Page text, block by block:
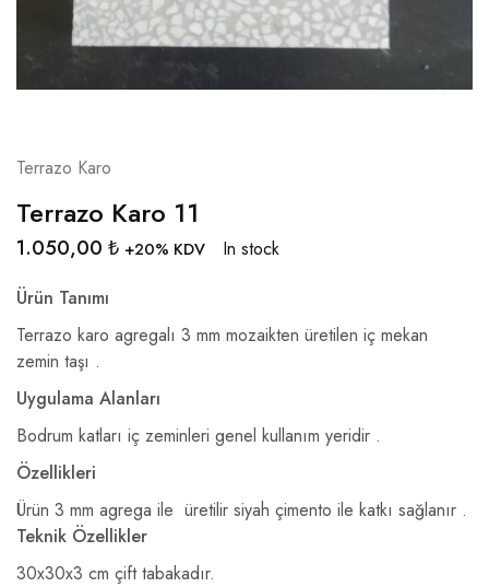
Terrazo Karo
Terrazo Karo 11
1.050,00 ₺ +20% KDV
In stock
Ürün Tanımı
Terrazo karo agregalı 3 mm mozaikten üretilen iç mekan
zemin taşı .
Uygulama Alanları
Bodrum katları iç zeminleri genel kullanım yeridir .
Özellikleri
Ürün 3 mm agrega ile üretilir siyah çimento ile katkı sağlanır .
Teknik Özellikler
30x30x3 cm çift tabakadır.